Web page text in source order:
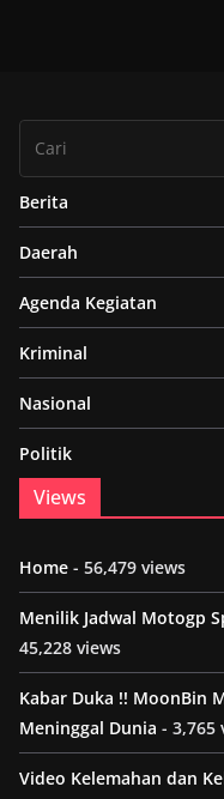
Berita
Daerah
Agenda Kegiatan
Kriminal
Nasional
Politik
Views
Home - 56,479 views
Menilik Jadwal Motogp
45,228 views
Kabar Duka !! MoonBin
Meninggal Dunia - 3,765
Video Kelemahan dan